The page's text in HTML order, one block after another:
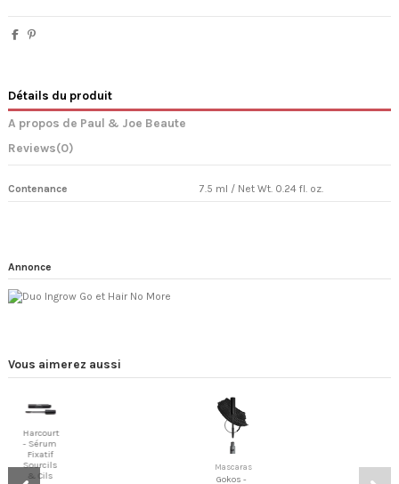
Détails du produit
A propos de Paul & Joe Beaute
Reviews(0)
Contenance 7.5 ml / Net Wt. 0.24 fl. oz.
Annonce
Vous aimerez aussi
Harcourt
- Sérum
Fixatif
Sourcils
& Cils
Mascaras
Gokos -